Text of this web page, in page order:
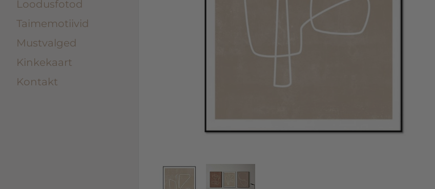
Loodusfotod
Taimemotiivid
Mustvalged
Kinkekaart
Kontakt